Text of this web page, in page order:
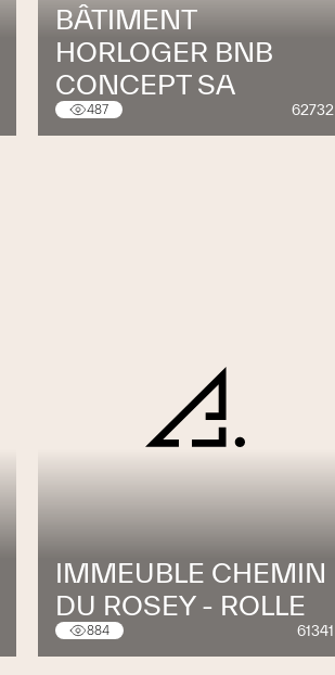
BÂTIMENT
HORLOGER BNB
CONCEPT SA
487 62732
IMMEUBLE CHEMIN
DU ROSEY - ROLLE
884 61341